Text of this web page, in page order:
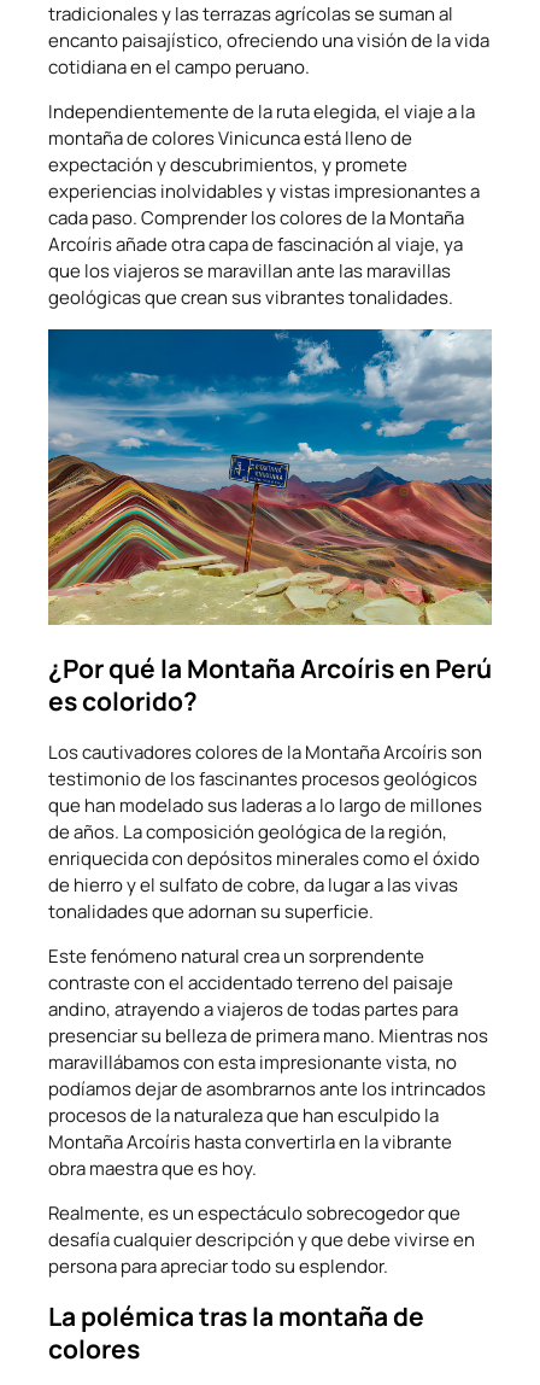
tradicionales y las terrazas agrícolas se suman al
encanto paisajístico, ofreciendo una visión de la vida
cotidiana en el campo peruano.
Independientemente de la ruta elegida, el viaje a la
montaña de colores Vinicunca está lleno de
expectación y descubrimientos, y promete
experiencias inolvidables y vistas impresionantes a
cada paso. Comprender los colores de la Montaña
Arcoíris añade otra capa de fascinación al viaje, ya
que los viajeros se maravillan ante las maravillas
geológicas que crean sus vibrantes tonalidades.
¿Por qué la Montaña Arcoíris en Perú
es colorido?
Los cautivadores colores de la Montaña Arcoíris son
testimonio de los fascinantes procesos geológicos
que han modelado sus laderas a lo largo de millones
de años. La composición geológica de la región,
enriquecida con depósitos minerales como el óxido
de hierro y el sulfato de cobre, da lugar a las vivas
tonalidades que adornan su superficie.
Este fenómeno natural crea un sorprendente
contraste con el accidentado terreno del paisaje
andino, atrayendo a viajeros de todas partes para
presenciar su belleza de primera mano. Mientras nos
maravillábamos con esta impresionante vista, no
podíamos dejar de asombrarnos ante los intrincados
procesos de la naturaleza que han esculpido la
Montaña Arcoíris hasta convertirla en la vibrante
obra maestra que es hoy.
Realmente, es un espectáculo sobrecogedor que
desafía cualquier descripción y que debe vivirse en
persona para apreciar todo su esplendor.
La polémica tras la montaña de
colores